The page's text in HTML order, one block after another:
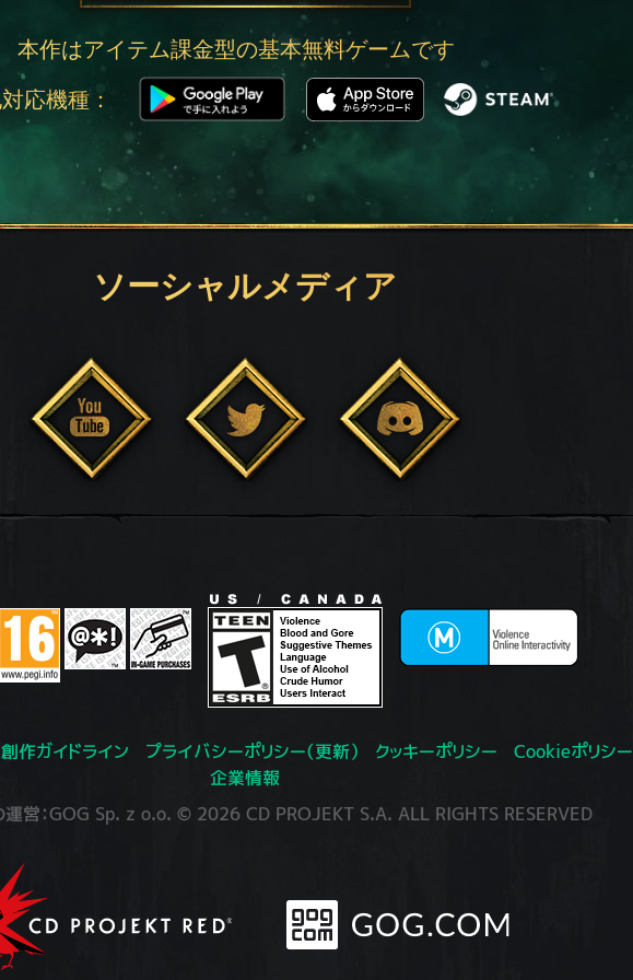
本作はアイテム課金型の基本無料ゲームです
応機種：
ソーシャルメディア
作ガイドライン プライバシーポリシー（更新） クッキーポリシー Cookieポリシー
企業情報
運営：GOG Sp. z o.o. © 2026 CD PROJEKT S.A. ALL RIGHTS RESERVED